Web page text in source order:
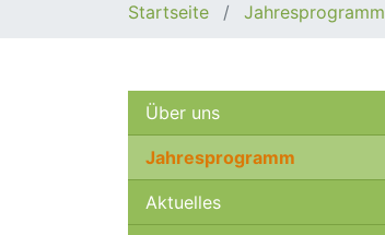
Startseite Jahresprogramm
Über uns
Jahresprogramm
Aktuelles